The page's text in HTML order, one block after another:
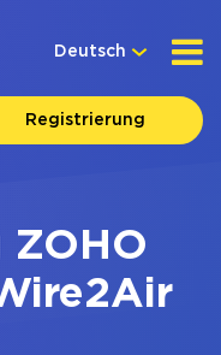
Deutsch
Registrierung
ZOHO